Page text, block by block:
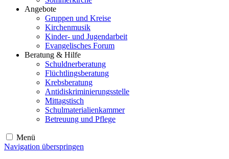
Angebote
Gruppen und Kreise
Kirchenmusik
Kinder- und Jugendarbeit
Evangelisches Forum
Beratung & Hilfe
Schuldnerberatung
Flüchtlingsberatung
Krebsberatung
Antidiskriminierungsstelle
Mittagstisch
Schulmaterialienkammer
Betreuung und Pflege
Menü
Navigation überspringen